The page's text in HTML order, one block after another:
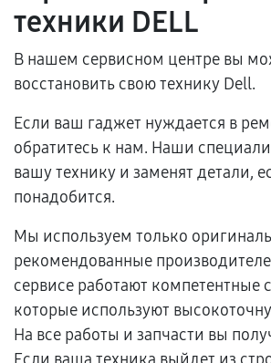
техники DELL
В нашем сервисном центре вы
восстановить свою технику Dell.
Если ваш гаджет нуждается в
обратитесь к нам. Наши
вашу технику и заменят детали,
понадобится.
Мы используем только
рекомендованные
сервисе работают компетентные
которые используют
На все работы и запчасти вы